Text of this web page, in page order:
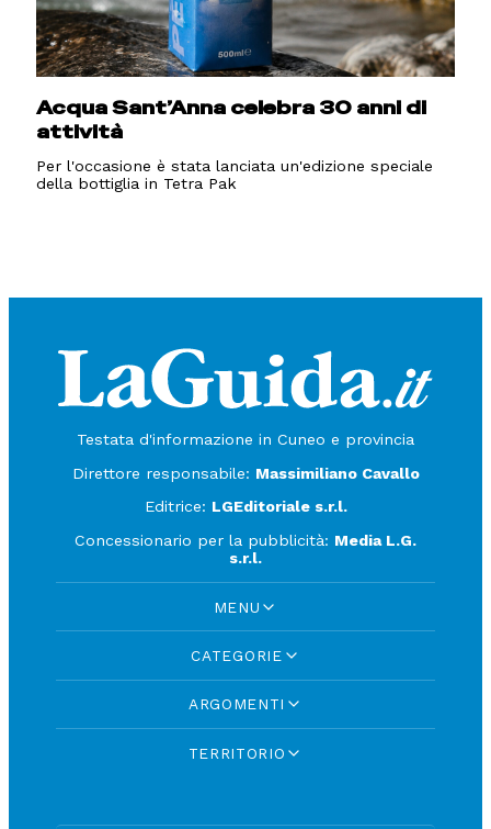
Acqua Sant’Anna celebra 30 anni di
attività
Per l'occasione è stata lanciata un'edizione speciale
della bottiglia in Tetra Pak
Testata d'informazione in Cuneo e provincia
Direttore responsabile: Massimiliano Cavallo
Editrice: LGEditoriale s.r.l.
Concessionario per la pubblicità: Media L.G.
s.r.l.
MENU
CATEGORIE
ARGOMENTI
TERRITORIO